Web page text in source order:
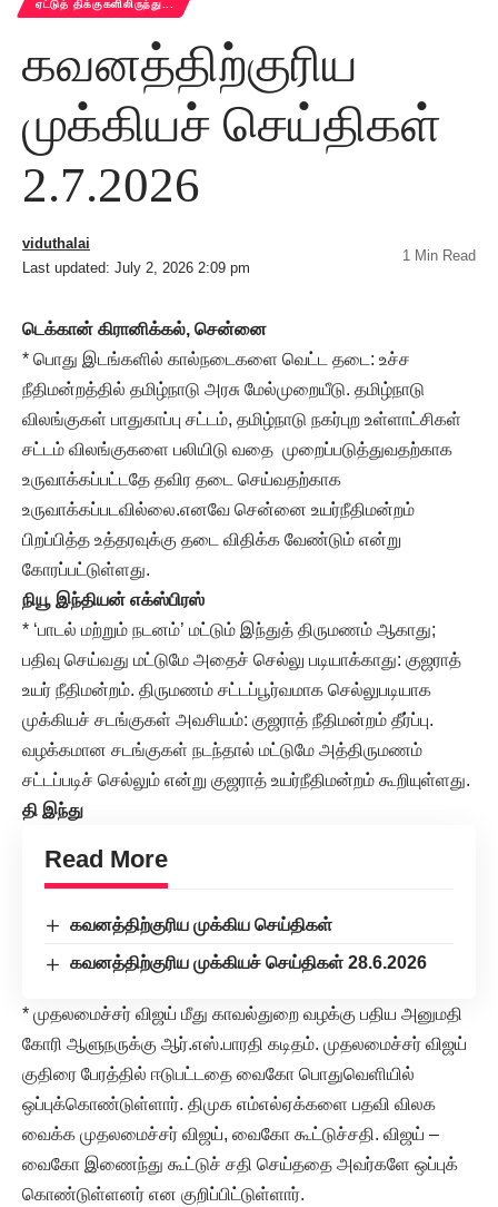
ஏட்டுத் திக்குகளிலிருந்து...
கவனத்திற்குரிய
முக்கியச் செய்திகள்
2.7.2026
Last updated: July 2, 2026 2:09 pm
viduthalai
1 Min Read
டெக்கான் கிரானிக்கல், சென்னை
* பொது இடங்களில் கால்நடைகளை வெட்ட தடை: உச்ச
நீதிமன்றத்தில் தமிழ்நாடு அரசு மேல்முறையீடு. தமிழ்நாடு
விலங்குகள் பாதுகாப்பு சட்டம், தமிழ்நாடு நகர்புற உள்ளாட்சிகள்
சட்டம் விலங்குகளை பலியிடு வதை முறைப்படுத்துவதற்காக
உருவாக்கப்பட்டதே தவிர தடை செய்வதற்காக
உருவாக்கப்படவில்லை.எனவே சென்னை உயர்நீதிமன்றம்
பிறப்பித்த உத்தரவுக்கு தடை விதிக்க வேண்டும் என்று
கோரப்பட்டுள்ளது.
நியூ இந்தியன் எக்ஸ்பிரஸ்
* ‘பாடல் மற்றும் நடனம்’ மட்டும் இந்துத் திருமணம் ஆகாது;
பதிவு செய்வது மட்டுமே அதைச் செல்லு படியாக்காது: குஜராத்
உயர் நீதிமன்றம். திருமணம் சட்டப்பூர்வமாக செல்லுபடியாக
முக்கியச் சடங்குகள் அவசியம்: குஜராத் நீதிமன்றம் தீர்ப்பு.
வழக்கமான சடங்குகள் நடந்தால் மட்டுமே அத்திருமணம்
சட்டப்படிச் செல்லும் என்று குஜராத் உயர்நீதிமன்றம் கூறியுள்ளது.
தி இந்து
Read More
கவனத்திற்குரிய முக்கிய செய்திகள்
கவனத்திற்குரிய முக்கியச் செய்திகள் 28.6.2026
* முதலமைச்சர் விஜய் மீது காவல்துறை வழக்கு பதிய அனுமதி
கோரி ஆளுநருக்கு ஆர்.எஸ்.பாரதி கடிதம். முதலமைச்சர் விஜய்
குதிரை பேரத்தில் ஈடுபட்டதை வைகோ பொதுவெளியில்
ஒப்புக்கொண்டுள்ளார். திமுக எம்எல்ஏக்களை பதவி விலக
வைக்க முதலமைச்சர் விஜய், வைகோ கூட்டுச்சதி. விஜய் –
வைகோ இணைந்து கூட்டுச் சதி செய்ததை அவர்களே ஒப்புக்
கொண்டுள்ளனர் என குறிப்பிட்டுள்ளார்.